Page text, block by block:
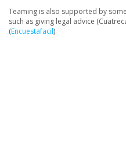
Teaming is also supported by
such as giving legal advice
(Encuestafacil).